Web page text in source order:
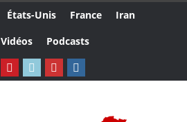
États-Unis France
Iran
Vidéos Podcasts